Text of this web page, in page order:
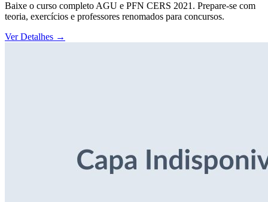
Baixe o curso completo AGU e PFN CERS 2021. Prepare-se com
teoria, exercícios e professores renomados para concursos.
Ver Detalhes →